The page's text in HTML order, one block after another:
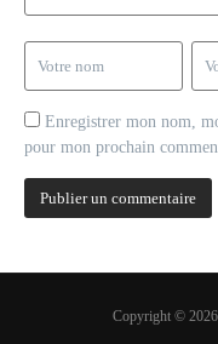
Enregistrer mon nom,
pour mon prochain
Copyright © 2026